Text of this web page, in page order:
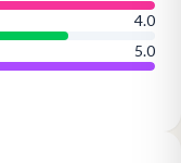
4.0
5.0